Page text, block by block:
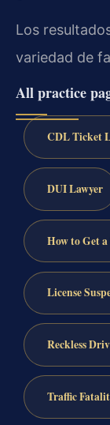
Los
variedad de
All practice
CDL Ticket
DUI Lawyer
How to Get
License
Reckless
Traffic